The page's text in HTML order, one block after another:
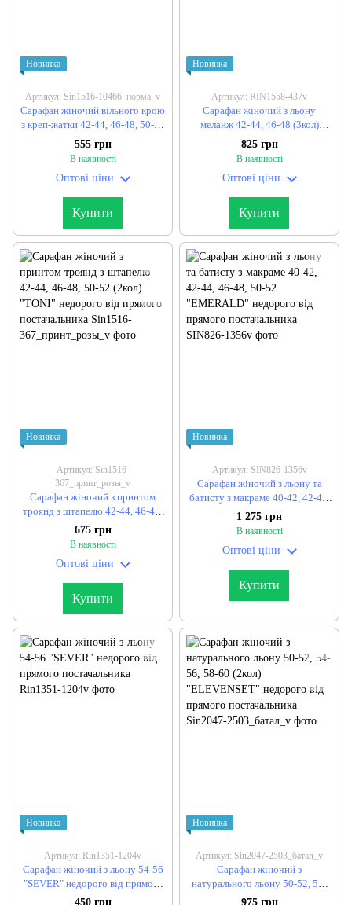
Новинка
Артикул: Sin1516-10466_норма_v
Сарафан жіночий вільного крою
з креп-жатки 42-44, 46-48, 50-52
(3кол) "TONI" недорого від
прямого постачальника
555 грн
В наявності
Оптові ціни
Купити
Новинка
Артикул: RIN1558-437v
Сарафан жіночий з льону
меланж 42-44, 46-48 (3кол)
"JEMWEAR" недорого від
прямого постачальника
825 грн
В наявності
Оптові ціни
Купити
Новинка
Артикул: Sin1516-
367_принт_розы_v
Сарафан жіночий з принтом
троянд з штапелю 42-44, 46-48,
50-52 (2кол) "TONI" недорого
від прямого постачальника
675 грн
В наявності
Оптові ціни
Купити
Новинка
Артикул: SIN826-1356v
Сарафан жіночий з льону та
батисту з макраме 40-42, 42-44,
46-48, 50-52 "EMERALD"
недорого від прямого
1 275 грн
В наявності
Оптові ціни
Купити
Новинка
Артикул: Rin1351-1204v
Сарафан жіночий з льону 54-56
"SEVER" недорого від прямого
постачальника
450 грн
Новинка
Артикул: Sin2047-2503_батал_v
Сарафан жіночий з
натурального льону 50-52, 54-
56, 58-60 (2кол) "ELEVENSET"
975 грн